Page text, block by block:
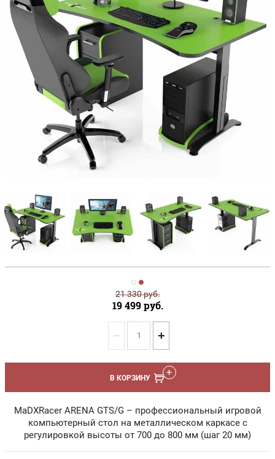
21 330руб.
19 499руб.
− +
В КОРЗИНУ
MaDXRacer ARENA GTS/G – профессиональный игровой
компьютерный стол на металлическом каркасе с
регулировкой высоты от 700 до 800 мм (шаг 20 мм)